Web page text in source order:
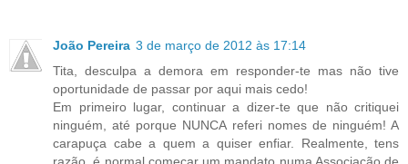
João Pereira 3 de março de 2012 às 17:14
Tita, desculpa a demora em responder-te mas não tive
oportunidade de passar por aqui mais cedo!
Em primeiro lugar, continuar a dizer-te que não critiquei
ninguém, até porque NUNCA referi nomes de ninguém! A
carapuça cabe a quem a quiser enfiar. Realmente, tens
razão, é normal começar um mandato numa Associação de